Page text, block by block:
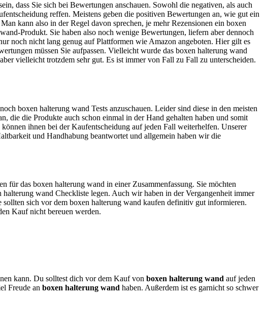
dass Sie sich bei Bewertungen anschauen. Sowohl die negativen, als auch
reffen. Meistens geben die positiven Bewertungen an, wie gut ein
kann also in der Regel davon sprechen, je mehr Rezensionen ein boxen
Produkt. Sie haben also noch wenige Bewertungen, liefern aber dennoch
noch nicht lang genug auf Plattformen wie Amazon angeboten. Hier gilt es
müssen Sie aufpassen. Vielleicht wurde das boxen halterung wand
vielleicht trotzdem sehr gut. Es ist immer von Fall zu Fall zu unterscheiden.
boxen halterung wand Tests anzuschauen. Leider sind diese in den meisten
die die Produkte auch schon einmal in der Hand gehalten haben und somit
ihnen bei der Kaufentscheidung auf jeden Fall weiterhelfen. Unserer
und Handhabung beantwortet und allgemein haben wir die
das boxen halterung wand in einer Zusammenfassung. Sie möchten
wand Checkliste legen. Auch wir haben in der Vergangenheit immer
sich vor dem boxen halterung wand kaufen definitiv gut informieren.
Kauf nicht bereuen werden.
kann. Du solltest dich vor dem Kauf von boxen halterung wand auf jeden
Freude an boxen halterung wand haben. Außerdem ist es garnicht so schwer